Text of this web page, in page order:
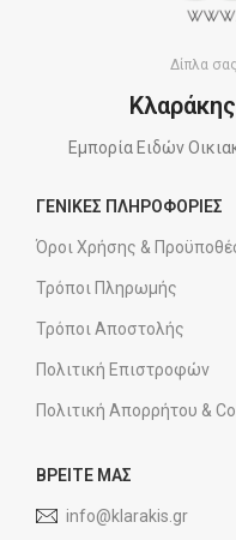
Δίπλα
Εμπορία Ειδών
ΓΕΝΙΚΕΣ ΠΛΗΡΟΦΟΡΙΕΣ
Όροι Χρήσης &
Τρόποι Πληρωμής
Τρόποι Αποστολής
Πολιτική Επιστροφών
Πολιτική Απορρήτου &
ΒΡΕΙΤΕ ΜΑΣ
info@klarakis.gr